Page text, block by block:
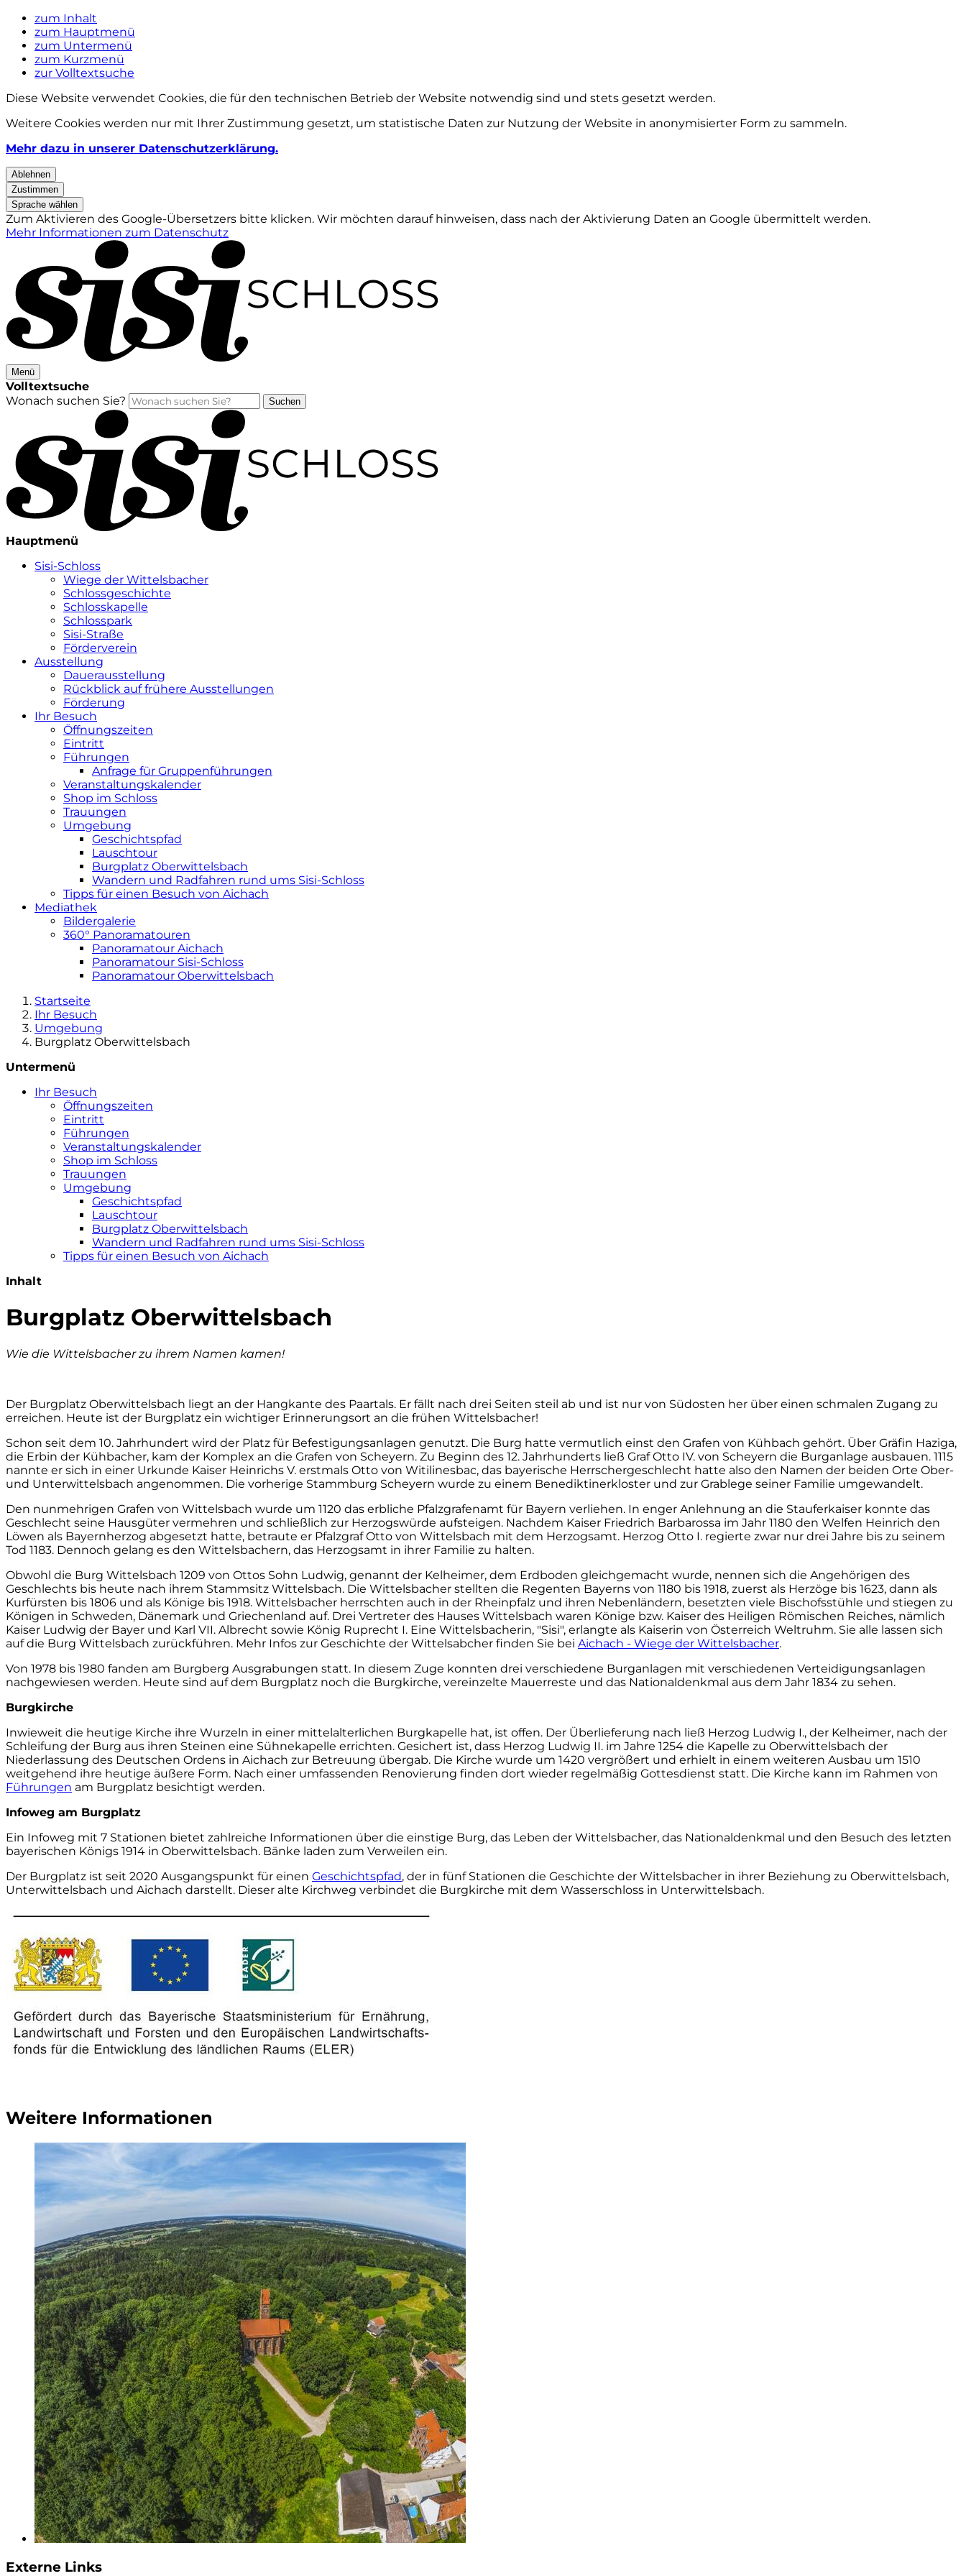
zum Inhalt
zum Hauptmenü
zum Untermenü
zum Kurzmenü
zur Volltextsuche
Diese Website verwendet Cookies, die für den technischen Betrieb der Website notwendig sind und stets gesetzt werden.
Weitere Cookies werden nur mit Ihrer Zustimmung gesetzt, um statistische Daten zur Nutzung der Website in anonymisierter Form zu sammeln.
Mehr dazu in unserer Datenschutzerklärung.
Ablehnen
Zustimmen
Sprache wählen
Zum Aktivieren des Google-Übersetzers bitte klicken. Wir möchten darauf hinweisen, dass nach der Aktivierung Daten an Google übermittelt werden.
Mehr Informationen zum Datenschutz
Menü
Volltextsuche
Wonach suchen Sie?
Suchen
Hauptmenü
Sisi-Schloss
Wiege der Wittelsbacher
Schlossgeschichte
Schlosskapelle
Schlosspark
Sisi-Straße
Förderverein
Ausstellung
Dauerausstellung
Rückblick auf frühere Ausstellungen
Förderung
Ihr Besuch
Öffnungszeiten
Eintritt
Führungen
Anfrage für Gruppenführungen
Veranstaltungskalender
Shop im Schloss
Trauungen
Umgebung
Geschichtspfad
Lauschtour
Burgplatz Oberwittelsbach
Wandern und Radfahren rund ums Sisi-Schloss
Tipps für einen Besuch von Aichach
Mediathek
Bildergalerie
360° Panoramatouren
Panoramatour Aichach
Panoramatour Sisi-Schloss
Panoramatour Oberwittelsbach
Startseite
Ihr Besuch
Umgebung
Burgplatz Oberwittelsbach
Untermenü
Ihr Besuch
Öffnungszeiten
Eintritt
Führungen
Veranstaltungskalender
Shop im Schloss
Trauungen
Umgebung
Geschichtspfad
Lauschtour
Burgplatz Oberwittelsbach
Wandern und Radfahren rund ums Sisi-Schloss
Tipps für einen Besuch von Aichach
Inhalt
Burgplatz Oberwittelsbach
Wie die Wittelsbacher zu ihrem Namen kamen!
Der Burgplatz Oberwittelsbach liegt an der Hangkante des Paartals. Er fällt nach drei Seiten steil ab und ist nur von Südosten her über einen schmalen Zugang zu
erreichen. Heute ist der Burgplatz ein wichtiger Erinnerungsort an die frühen Wittelsbacher!
Schon seit dem 10. Jahrhundert wird der Platz für Befestigungsanlagen genutzt. Die Burg hatte vermutlich einst den Grafen von Kühbach gehört. Über Gräfin Haziga,
die Erbin der Kühbacher, kam der Komplex an die Grafen von Scheyern. Zu Beginn des 12. Jahrhunderts ließ Graf Otto IV. von Scheyern die Burganlage ausbauen. 1115
nannte er sich in einer Urkunde Kaiser Heinrichs V. erstmals Otto von Witilinesbac, das bayerische Herrschergeschlecht hatte also den Namen der beiden Orte Ober-
und Unterwittelsbach angenommen. Die vorherige Stammburg Scheyern wurde zu einem Benediktinerkloster und zur Grablege seiner Familie umgewandelt.
Den nunmehrigen Grafen von Wittelsbach wurde um 1120 das erbliche Pfalzgrafenamt für Bayern verliehen. In enger Anlehnung an die Stauferkaiser konnte das
Geschlecht seine Hausgüter vermehren und schließlich zur Herzogswürde aufsteigen. Nachdem Kaiser Friedrich Barbarossa im Jahr 1180 den Welfen Heinrich den
Löwen als Bayernherzog abgesetzt hatte, betraute er Pfalzgraf Otto von Wittelsbach mit dem Herzogsamt. Herzog Otto I. regierte zwar nur drei Jahre bis zu seinem
Tod 1183. Dennoch gelang es den Wittelsbachern, das Herzogsamt in ihrer Familie zu halten.
Obwohl die Burg Wittelsbach 1209 von Ottos Sohn Ludwig, genannt der Kelheimer, dem Erdboden gleichgemacht wurde, nennen sich die Angehörigen des
Geschlechts bis heute nach ihrem Stammsitz Wittelsbach. Die Wittelsbacher stellten die Regenten Bayerns von 1180 bis 1918, zuerst als Herzöge bis 1623, dann als
Kurfürsten bis 1806 und als Könige bis 1918. Wittelsbacher herrschten auch in der Rheinpfalz und ihren Nebenländern, besetzten viele Bischofsstühle und stiegen zu
Königen in Schweden, Dänemark und Griechenland auf. Drei Vertreter des Hauses Wittelsbach waren Könige bzw. Kaiser des Heiligen Römischen Reiches, nämlich
Kaiser Ludwig der Bayer und Karl VII. Albrecht sowie König Ruprecht I. Eine Wittelsbacherin, "Sisi", erlangte als Kaiserin von Österreich Weltruhm. Sie alle lassen sich
auf die Burg Wittelsbach zurückführen. Mehr Infos zur Geschichte der Wittelsabcher finden Sie bei Aichach - Wiege der Wittelsbacher.
Von 1978 bis 1980 fanden am Burgberg Ausgrabungen statt. In diesem Zuge konnten drei verschiedene Burganlagen mit verschiedenen Verteidigungsanlagen
nachgewiesen werden. Heute sind auf dem Burgplatz noch die Burgkirche, vereinzelte Mauerreste und das Nationaldenkmal aus dem Jahr 1834 zu sehen.
Burgkirche
Inwieweit die heutige Kirche ihre Wurzeln in einer mittelalterlichen Burgkapelle hat, ist offen. Der Überlieferung nach ließ Herzog Ludwig I., der Kelheimer, nach der
Schleifung der Burg aus ihren Steinen eine Sühnekapelle errichten. Gesichert ist, dass Herzog Ludwig II. im Jahre 1254 die Kapelle zu Oberwittelsbach der
Niederlassung des Deutschen Ordens in Aichach zur Betreuung übergab. Die Kirche wurde um 1420 vergrößert und erhielt in einem weiteren Ausbau um 1510
weitgehend ihre heutige äußere Form. Nach einer umfassenden Renovierung finden dort wieder regelmäßig Gottesdienst statt. Die Kirche kann im Rahmen von
Führungen am Burgplatz besichtigt werden.
Infoweg am Burgplatz
Ein Infoweg mit 7 Stationen bietet zahlreiche Informationen über die einstige Burg, das Leben der Wittelsbacher, das Nationaldenkmal und den Besuch des letzten
bayerischen Königs 1914 in Oberwittelsbach. Bänke laden zum Verweilen ein.
Der Burgplatz ist seit 2020 Ausgangspunkt für einen Geschichtspfad, der in fünf Stationen die Geschichte der Wittelsbacher in ihrer Beziehung zu Oberwittelsbach,
Unterwittelsbach und Aichach darstellt. Dieser alte Kirchweg verbindet die Burgkirche mit dem Wasserschloss in Unterwittelsbach.
Weitere Informationen
Externe Links